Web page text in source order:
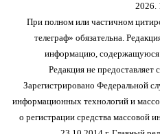
2026.
При полном или частичном
телеграф» обязательна.
информацию, содержащуюся
Редакция не
Зарегистрировано Федеральной
информационных технологий и
о регистрации средства